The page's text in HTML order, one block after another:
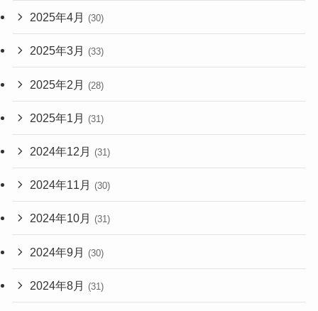
2025年4月 (30)
2025年3月 (33)
2025年2月 (28)
2025年1月 (31)
2024年12月 (31)
2024年11月 (30)
2024年10月 (31)
2024年9月 (30)
2024年8月 (31)